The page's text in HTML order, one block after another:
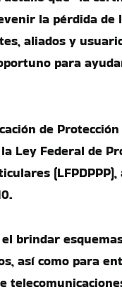
la pérdida de
aliados y
para
de
Ley Federal de
brindar
así como para